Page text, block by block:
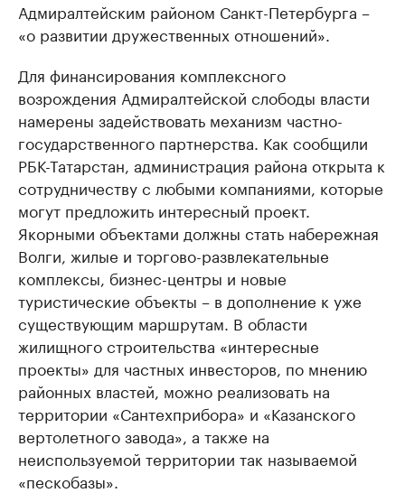
Адмиралтейским районом Санкт-Петербурга –
«о развитии дружественных отношений».
Для финансирования комплексного
возрождения Адмиралтейской слободы власти
намерены задействовать механизм частно-
государственного партнерства. Как сообщили
РБК-Татарстан, администрация района открыта к
сотрудничеству с любыми компаниями, которые
могут предложить интересный проект.
Якорными объектами должны стать набережная
Волги, жилые и торгово-развлекательные
комплексы, бизнес-центры и новые
туристические объекты – в дополнение к уже
существующим маршрутам. В области
жилищного строительства «интересные
проекты» для частных инвесторов, по мнению
районных властей, можно реализовать на
территории «Сантехприбора» и «Казанского
вертолетного завода», а также на
неиспользуемой территории так называемой
«пескобазы».